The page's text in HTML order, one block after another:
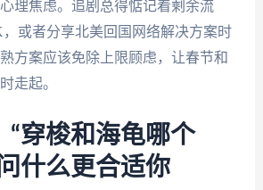
理焦虑。追剧总得惦记着剩余流
或者分享北美回国网络解决方案时
方案应该免除上限顾虑，让春节和
走起。
“穿梭和海龟哪个
什么更合适你